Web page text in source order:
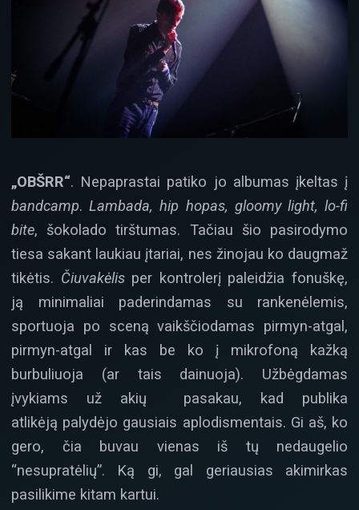
„OBŠRR“. Nepaprastai patiko jo albumas įkeltas į
bandcamp.Lambada, hip hopas, gloomy light, lo-fi
bite, šokolado tirštumas. Tačiau šio pasirodymo
tiesa sakant laukiau įtariai, nes žinojau ko daugmaž
tikėtis. Čiuvakėlisper kontrolerį paleidžia fonuškę,
ją minimaliai paderindamas su rankenėlemis,
sportuoja po sceną vaikščiodamas pirmyn-atgal,
pirmyn-atgal ir kas be ko į mikrofoną kažką
burbuliuoja (ar tais dainuoja). Užbėgdamas
įvykiams už akių pasakau, kad publika
atlikėją palydėjo gausiais aplodismentais. Gi aš, ko
gero, čia buvau vienas iš tų nedaugelio
“nesupratėlių”. Ką gi, gal geriausias akimirkas
pasilikime kitam kartui.